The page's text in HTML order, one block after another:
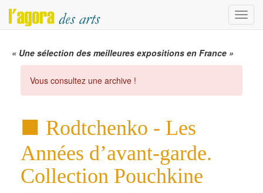
Menu
« Une sélection des meilleures expositions en France »
Vous consultez une archive !
Rodtchenko - Les
Années d’avant-garde.
Collection Pouchkine